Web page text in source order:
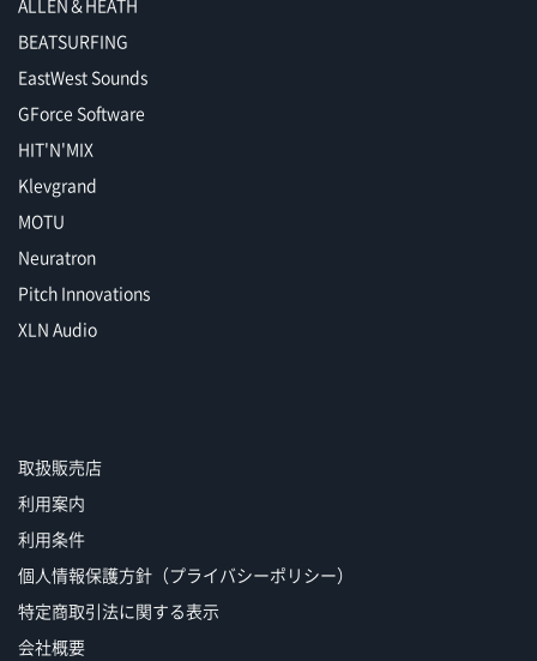
ALLEN＆HEATH
BEATSURFING
EastWest Sounds
GForce Software
HIT'N'MIX
Klevgrand
MOTU
Neuratron
Pitch Innovations
XLN Audio
取扱販売店
利用案内
利用条件
個人情報保護方針（プライバシーポリシー）
特定商取引法に関する表示
会社概要